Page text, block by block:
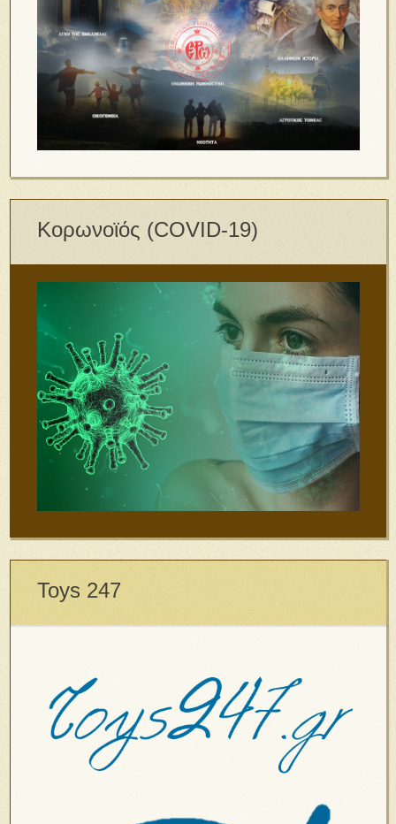
Κορωνοϊός (COVID-19)
Toys 247